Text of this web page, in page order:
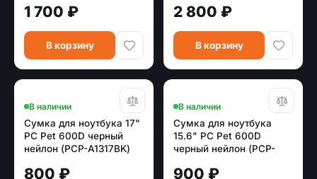
1 700 ₽
В корзину
2 800 ₽
В корзину
В наличии
Сумка для ноутбука 17"
PC Pet 600D черный
нейлон (PCP-A1317BK)
800 ₽
В наличии
Сумка для ноутбука
15.6" PC Pet 600D
черный нейлон (PCP-
900 ₽